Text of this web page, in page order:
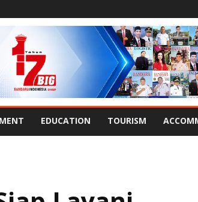
EDUCATION TOURISM